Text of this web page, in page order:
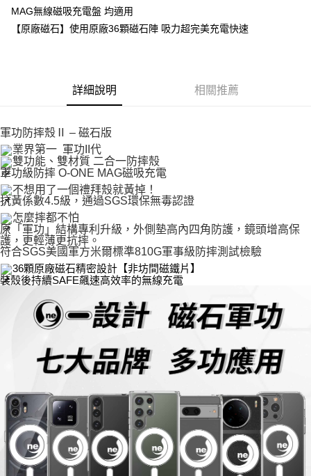
全家取貨付款
每筆NT$60，滿NT$390(含以上)免運費
國際配送
MAG無線磁吸充電盤 均適用
【原廠磁石】使用原廠36顆磁石陣 吸力超完美充電快速
詳細說明 相關推薦
軍功防摔殼Ⅱ – 磁石版
業界第一  軍功II代
雙功能、雙材質 二合一防摔殼
軍功級防摔 O-ONE MAG磁吸充電
不想用了一個禮拜殼就黃掉！
抗黃係數4.5級，通過SGS環保無毒認證
怎麼摔都不怕
原「軍功」結構專利升級，外側墊高內四角防護，鏡頭增高保
護，更輕薄更抗摔。
符合SGS美國軍方米爾標準810G軍事級防摔測試檢驗
36顆原廠磁石精密設計【非坊間磁鐵片】
裝殼後持續SAFE飆速高效率的無線充電